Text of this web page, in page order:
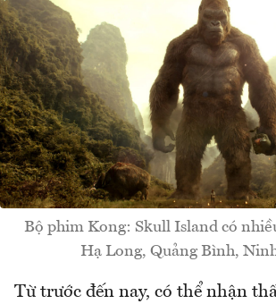
Bộ phim Kong: Skull Island có
Hạ Long, Quảng Bình,
Từ trước đến nay, có thể nhận